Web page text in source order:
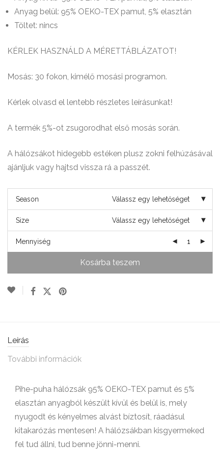
Anyag belül: 95% OEKO-TEX pamut, 5% elasztán
Töltet: nincs
KÉRLEK HASZNÁLD A MÉRETTÁBLÁZATOT!
Mosás: 30 fokon, kimélő mosási programon.
Kérlek olvasd el lentebb részletes leírásunkat!
A termék 5%-ot zsugorodhat első mosás során.
A hálózsákot hidegebb estéken plusz zokni felhúzásával
ajánljuk vagy hajtsd vissza rá a passzét.
Season Válassz egy lehetőséget
Size Válassz egy lehetőséget
Mennyiség
Kosárba teszem
Leírás
További információk
Pihe-puha hálózsák 95% OEKO-TEX pamut és 5%
elasztán anyagból készült kívül és belül is, mely
nyugodt és kényelmes alvást bíztosít, ráadásul
kitakarózás mentesen! A hálózsákban kisgyermeked
fel tud állni, tud benne jönni-menni.